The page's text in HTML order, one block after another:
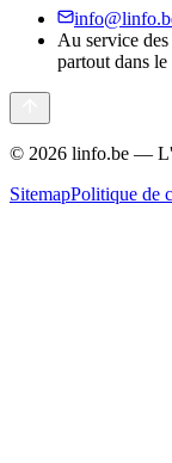
Au service
partout dans le
© 2026 linfo.be —
SitemapPolitique de